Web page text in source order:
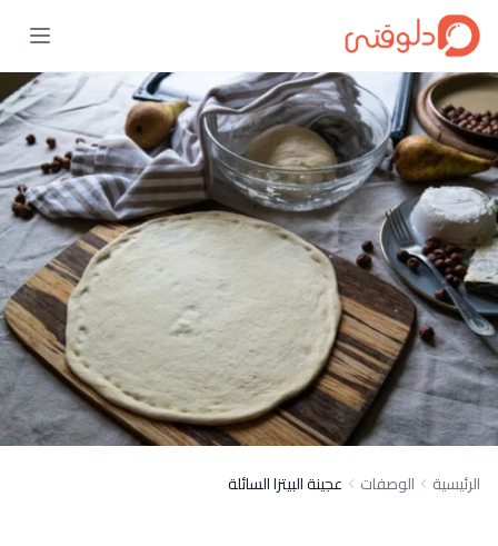
الرئيسية الوصفات عجينة البيتزا السائلة